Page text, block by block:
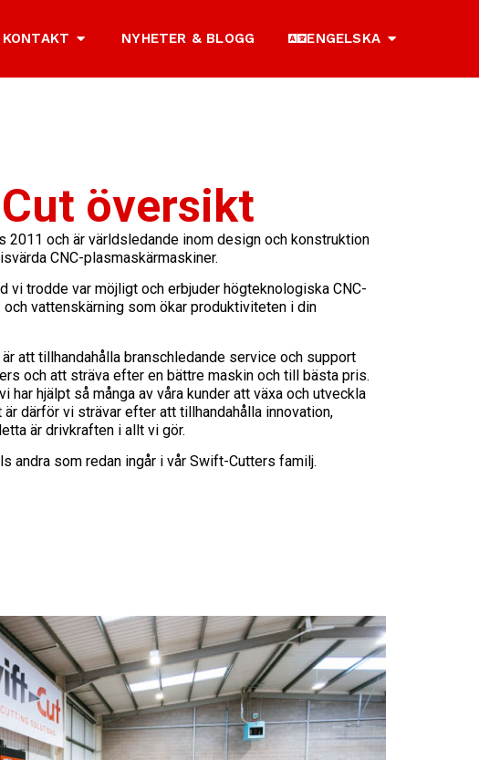
KONTAKT NYHETER & BLOGG ENGELSKA
översikt
2011 och är världsledande inom design och konstruktion
CNC-plasmaskärmaskiner.
vi trodde var möjligt och erbjuder högteknologiska CNC-
vattenskärning som ökar produktiviteten i din
att tillhandahålla branschledande service och support
och att sträva efter en bättre maskin och till bästa pris.
har hjälpt så många av våra kunder att växa och utveckla
därför vi strävar efter att tillhandahålla innovation,
är drivkraften i allt vi gör.
andra som redan ingår i vår Swift-Cutters familj.